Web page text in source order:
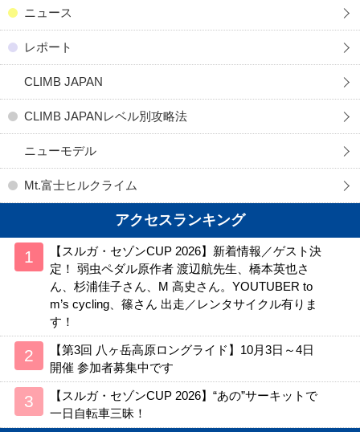
ニュース
レポート
CLIMB JAPAN
CLIMB JAPANレベル別攻略法
ニューモデル
Mt.富士ヒルクライム
アクセスランキング
【スルガ・セゾンCUP 2026】新着情報／ゲスト決
定！ 弱虫ペダル原作者 渡辺航先生、橋本英也さ
ん、杉浦佳子さん、M 高史さん。YOUTUBER to
m’s cycling、篠さん 出走／レンタサイクル有りま
す！
【第3回 八ヶ岳高原ロングライド】10月3日～4日
開催 参加者募集中です
【スルガ・セゾンCUP 2026】“あの”サーキットで
一日自転車三昧！